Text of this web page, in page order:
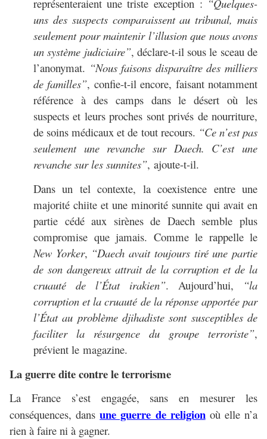
représenteraient une triste exception : “Quelques-
uns des suspects comparaissent au tribunal, mais
seulement pour maintenir l’illusion que nous avons
un système judiciaire”, déclare-t-il sous le sceau de
l’anonymat. “Nous faisons disparaître des milliers
de familles”, confie-t-il encore, faisant notamment
référence à des camps dans le désert où les
suspects et leurs proches sont privés de nourriture,
de soins médicaux et de tout recours. “Ce n’est pas
seulement une revanche sur Daech. C’est une
revanche sur les sunnites”, ajoute-t-il.
Dans un tel contexte, la coexistence entre une
majorité chiite et une minorité sunnite qui avait en
partie cédé aux sirènes de Daech semble plus
compromise que jamais. Comme le rappelle le
New Yorker, “Daech avait toujours tiré une partie
de son dangereux attrait de la corruption et de la
cruauté de l’État irakien”. Aujourd’hui,
“la
corruption et la cruauté de la réponse apportée par
l’État au problème djihadiste sont susceptibles de
faciliter la résurgence du groupe terroriste”,
prévient le magazine.
La guerre dite contre le terrorisme
La France s’est engagée, sans en mesurer les
conséquences, dansune guerre de religion où elle n’a
rien à faire ni à gagner.